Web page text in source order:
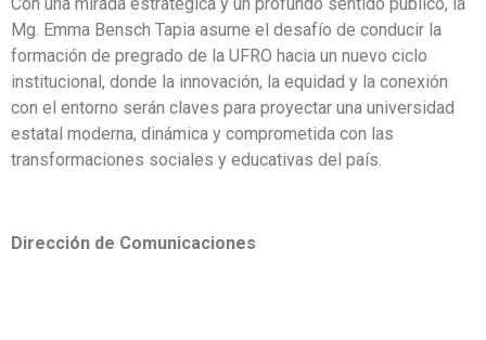
Con una mirada estratégica y un profundo sentido público, la
Mg. Emma Bensch Tapia asume el desafío de conducir la
formación de pregrado de la UFRO hacia un nuevo ciclo
institucional, donde la innovación, la equidad y la conexión
con el entorno serán claves para proyectar una universidad
estatal moderna, dinámica y comprometida con las
transformaciones sociales y educativas del país.
Dirección de Comunicaciones